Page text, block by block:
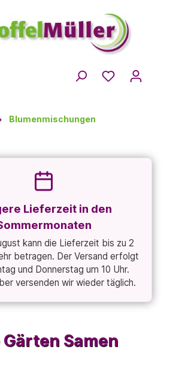
Blumenmischungen
Lieferzeit in den
kann die Lieferzeit bis zu 2
betragen. Der Versand erfolgt
und Donnerstag um 10 Uhr.
versenden wir wieder täglich.
Samen